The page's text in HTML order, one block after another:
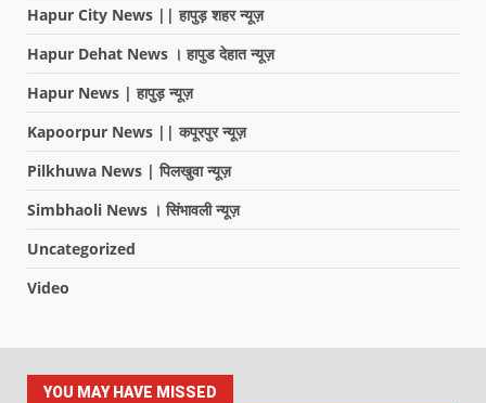
Hapur City News || हापुड़ शहर न्यूज़
Hapur Dehat News । हापुड देहात न्यूज़
Hapur News | हापुड़ न्यूज़
Kapoorpur News || कपूरपुर न्यूज़
Pilkhuwa News | पिलखुवा न्यूज़
Simbhaoli News । सिंभावली न्यूज़
Uncategorized
Video
YOU MAY HAVE MISSED